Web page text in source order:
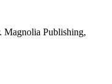
Magnolia Publishing,